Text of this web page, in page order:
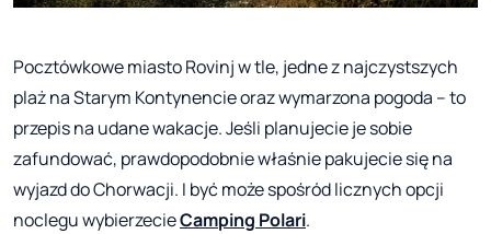
Pocztówkowe miasto Rovinj w tle, jedne z najczystszych
plaż na Starym Kontynencie oraz wymarzona pogoda – to
przepis na udane wakacje. Jeśli planujecie je sobie
zafundować, prawdopodobnie właśnie pakujecie się na
wyjazd do Chorwacji. I być może spośród licznych opcji
noclegu wybierzecieCamping Polari.